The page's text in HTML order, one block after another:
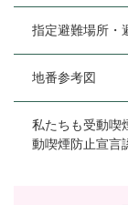
指定避難場所・
地番参考図
私たちも受動喫
動喫煙防止宣言